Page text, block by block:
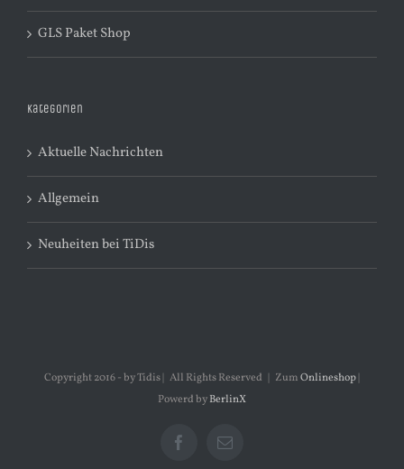
GLS Paket Shop
Kategorien
Aktuelle Nachrichten
Allgemein
Neuheiten bei TiDis
Copyright 2016 - by Tidis | All Rights Reserved | ZumOnlineshop|
Powerd byBerlinX
Facebook
E-